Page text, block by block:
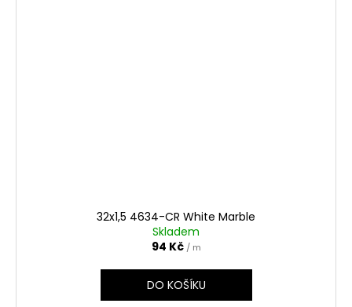
32x1,5 4634-CR White Marble
Skladem
94 Kč / m
DO KOŠÍKU